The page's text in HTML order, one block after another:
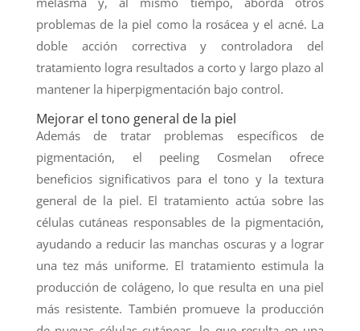
problemas de la piel como la rosácea y el acné. La
doble acción correctiva y controladora del
tratamiento logra resultados a corto y largo plazo al
mantener la hiperpigmentación bajo control.
Mejorar el tono general de la piel
Además de tratar problemas específicos de
pigmentación, el peeling Cosmelan ofrece
beneficios significativos para el tono y la textura
general de la piel. El tratamiento actúa sobre las
células cutáneas responsables de la pigmentación,
ayudando a reducir las manchas oscuras y a lograr
una tez más uniforme. El tratamiento estimula la
producción de colágeno, lo que resulta en una piel
más resistente. También promueve la producción